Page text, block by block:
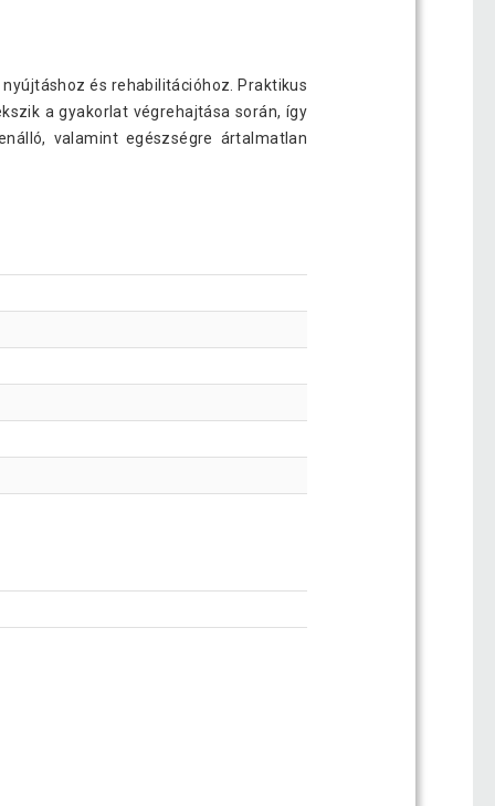
és rehabilitációhoz. Praktikus
a gyakorlat végrehajtása során, így
valamint egészségre ártalmatlan